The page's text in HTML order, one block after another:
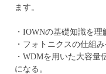
ます。
・IOWNの基礎知識を理
・フォトニクスの仕組
・WDMを用いた大容量
になる。